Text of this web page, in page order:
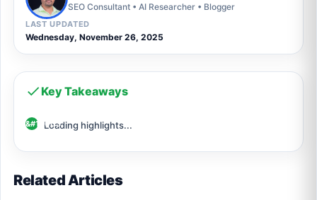
SEO Consultant • AI Researcher • Blogger
LAST UPDATED
Wednesday, November 26, 2025
Key Takeaways
Loading highlights...
Related Articles